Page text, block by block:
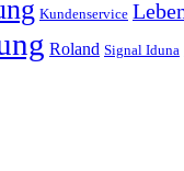
Kundenservice
Roland Signal Iduna